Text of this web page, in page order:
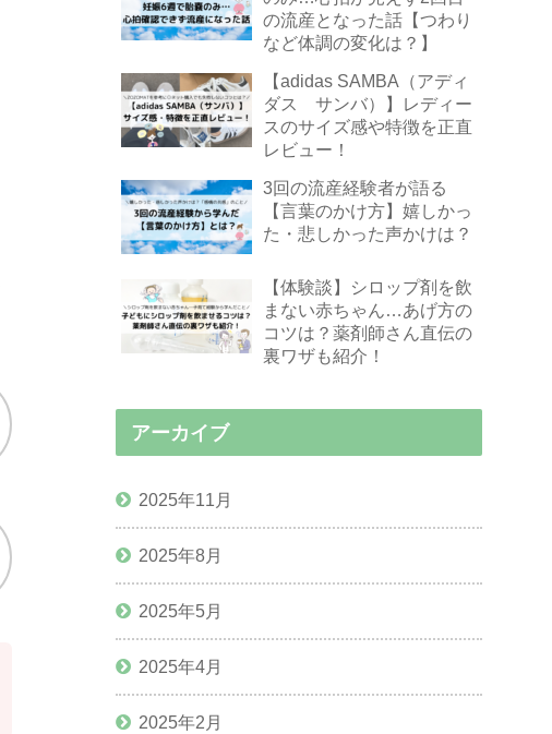
の流産となった話【つわり
など体調の変化は？】
【adidas SAMBA（アディ
ダス サンバ）】レディー
スのサイズ感や特徴を正直
レビュー！
3回の流産経験者が語る
【言葉のかけ方】嬉しかっ
た・悲しかった声かけは？
【体験談】シロップ剤を飲
まない赤ちゃん…あげ方の
コツは？薬剤師さん直伝の
裏ワザも紹介！
アーカイブ
2025年11月
2025年8月
2025年5月
2025年4月
2025年2月